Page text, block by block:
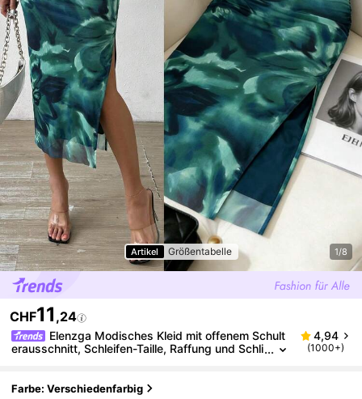
Artikel Größentabelle 1/8
CHF11 ,24
Elenzga Modisches Kleid mit offenem Schult
erausschnitt, Schleifen-Taille, Raffung und Schli
4,94
(1000+)
Farbe: Verschiedenfarbig